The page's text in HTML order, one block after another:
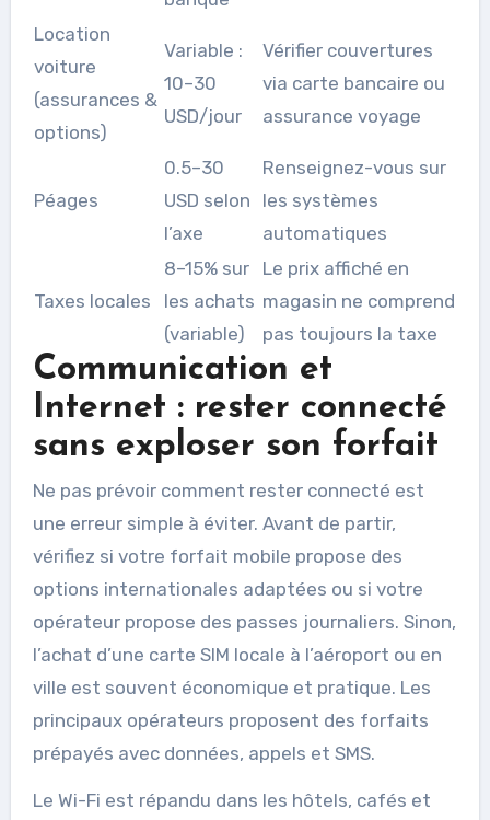
Location
voiture
(assurances &
options)
Variable :
10–30
USD/jour
Vérifier couvertures
via carte bancaire ou
assurance voyage
Péages
0.5–30
USD selon
l’axe
Renseignez-vous sur
les systèmes
automatiques
Taxes locales
8–15% sur
les achats
(variable)
Le prix affiché en
magasin ne comprend
pas toujours la taxe
Communication et
Internet : rester connecté
sans exploser son forfait
Ne pas prévoir comment rester connecté est
une erreur simple à éviter. Avant de partir,
vérifiez si votre forfait mobile propose des
options internationales adaptées ou si votre
opérateur propose des passes journaliers. Sinon,
l’achat d’une carte SIM locale à l’aéroport ou en
ville est souvent économique et pratique. Les
principaux opérateurs proposent des forfaits
prépayés avec données, appels et SMS.
Le Wi-Fi est répandu dans les hôtels, cafés et